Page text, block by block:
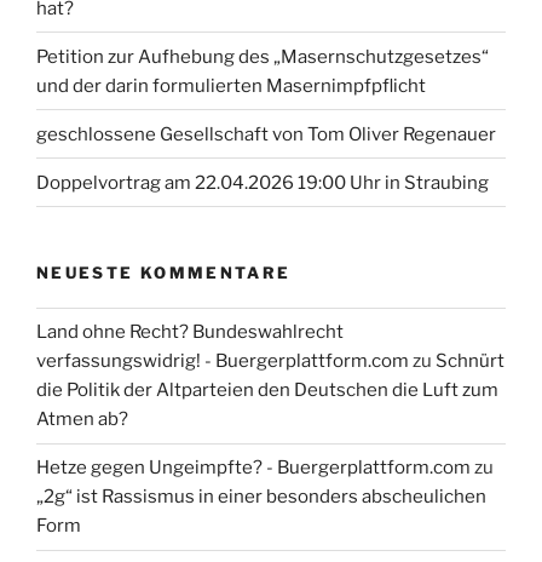
hat?
Petition zur Aufhebung des „Masernschutzgesetzes“
und der darin formulierten Masernimpfpflicht
geschlossene Gesellschaft von Tom Oliver Regenauer
Doppelvortrag am 22.04.2026 19:00 Uhr in Straubing
NEUESTE KOMMENTARE
Land ohne Recht? Bundeswahlrecht
verfassungswidrig! - Buergerplattform.com zu Schnürt
die Politik der Altparteien den Deutschen die Luft zum
Atmen ab?
Hetze gegen Ungeimpfte? - Buergerplattform.com zu
„2g“ ist Rassismus in einer besonders abscheulichen
Form